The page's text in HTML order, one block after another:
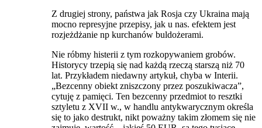
Z drugiej strony, państwa jak Rosja czy Ukraina mają
mocno represyjne przepisy, jak u nas. efektem jest
rozjeżdżanie np kurchanów buldożerami.
Nie róbmy histerii z tym rozkopywaniem grobów.
Historycy trzepią się nad każdą rzeczą starszą niż 70
lat. Przykładem niedawny artykuł, chyba w Interii.
„Bezcenny obiekt zniszczony przez poszukiwacza”,
cytuję z pamięci. Ten bezcenny przedmiot to resztki
sztyletu z XVII w., w handlu antykwarycznym określa
się to jako destrukt, nikt poważny takim złomem się nie